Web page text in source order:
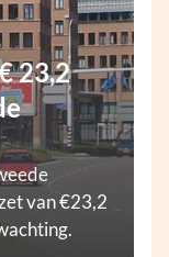
23,2
van €23,2